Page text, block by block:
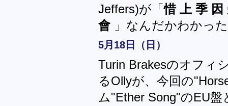
Jeffers)が「惜 上 季 因
會」なんだかわかっ
5月18日（日）
Turin Brakesのオフィ
るOllyが、今回の
ム"Ether Song"のEU